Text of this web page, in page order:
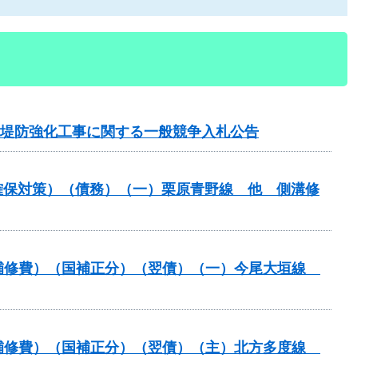
強化工事に関する一般競争入札公告
保対策）（債務）（一）栗原青野線 他 側溝修
費）（国補正分）（翌債）（一）今尾大垣線
費）（国補正分）（翌債）（主）北方多度線